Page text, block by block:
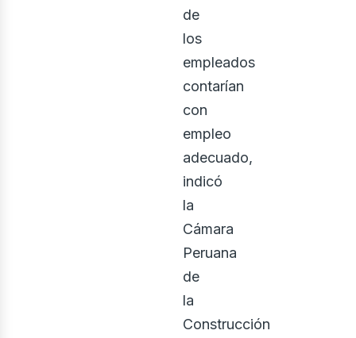
de
los
empleados
contarían
con
empleo
adecuado,
indicó
la
Cámara
Peruana
de
la
Construcción